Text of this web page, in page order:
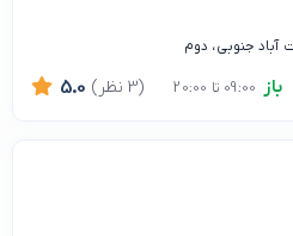
آباد جنوبی، دوم
باز 5.0 (3 نظر)